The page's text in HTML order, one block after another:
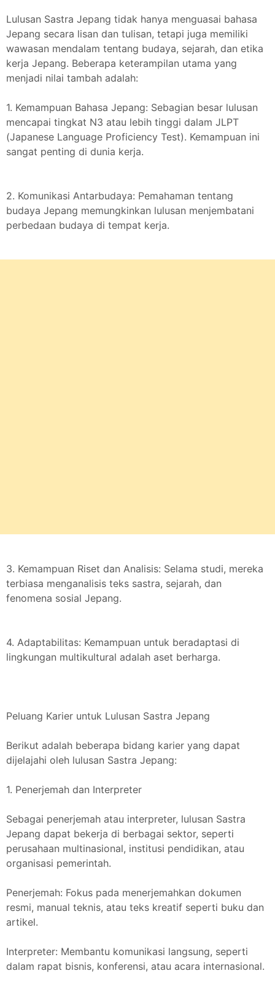
Lulusan Sastra Jepang tidak hanya menguasai bahasa
Jepang secara lisan dan tulisan, tetapi juga memiliki
wawasan mendalam tentang budaya, sejarah, dan etika
kerja Jepang. Beberapa keterampilan utama yang
menjadi nilai tambah adalah:
1. Kemampuan Bahasa Jepang: Sebagian besar lulusan
mencapai tingkat N3 atau lebih tinggi dalam JLPT
(Japanese Language Proficiency Test). Kemampuan ini
sangat penting di dunia kerja.
2. Komunikasi Antarbudaya: Pemahaman tentang
budaya Jepang memungkinkan lulusan menjembatani
perbedaan budaya di tempat kerja.
3. Kemampuan Riset dan Analisis: Selama studi, mereka
terbiasa menganalisis teks sastra, sejarah, dan
fenomena sosial Jepang.
4. Adaptabilitas: Kemampuan untuk beradaptasi di
lingkungan multikultural adalah aset berharga.
Peluang Karier untuk Lulusan Sastra Jepang
Berikut adalah beberapa bidang karier yang dapat
dijelajahi oleh lulusan Sastra Jepang:
1. Penerjemah dan Interpreter
Sebagai penerjemah atau interpreter, lulusan Sastra
Jepang dapat bekerja di berbagai sektor, seperti
perusahaan multinasional, institusi pendidikan, atau
organisasi pemerintah.
Penerjemah: Fokus pada menerjemahkan dokumen
resmi, manual teknis, atau teks kreatif seperti buku dan
artikel.
Interpreter: Membantu komunikasi langsung, seperti
dalam rapat bisnis, konferensi, atau acara internasional.